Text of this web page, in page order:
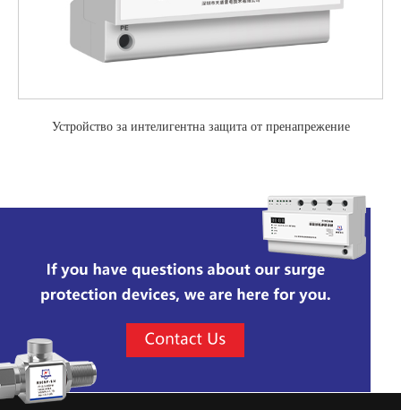
Устройство за интелигентна защита от пренапрежение